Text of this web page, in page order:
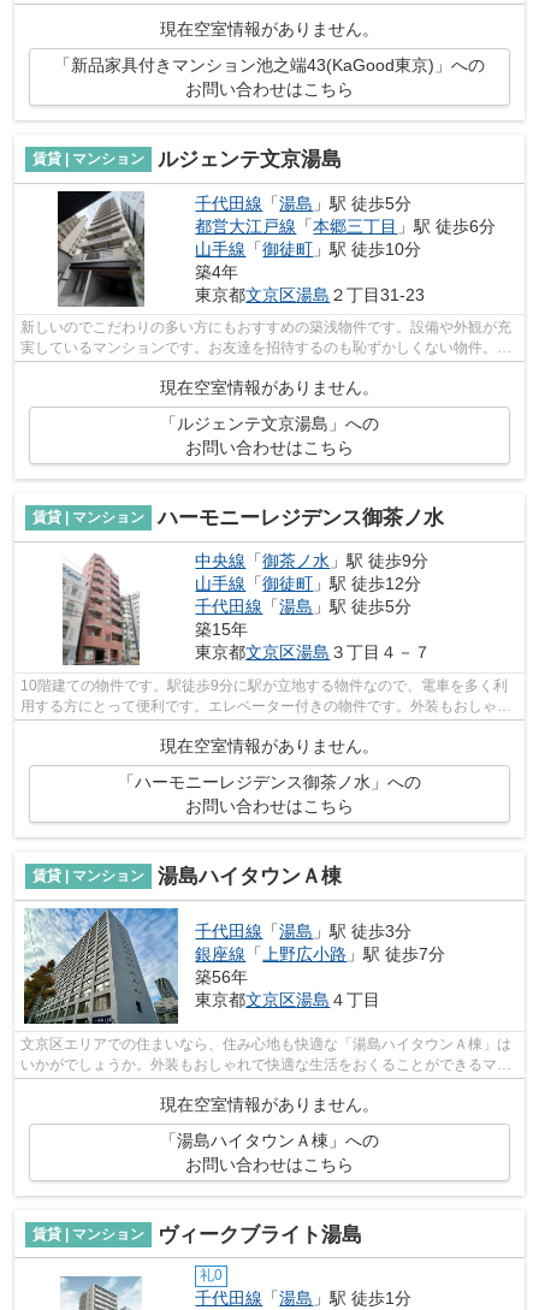
招待するのも恥ずかしくない物件。台東...
現在空室情報がありません。
「新品家具付きマンション池之端43(KaGood東京)」への
お問い合わせはこちら
賃貸 | マンション ルジェンテ文京湯島
千代田線 「湯島 」駅 徒歩5分
都営大江戸線 「本郷三丁目 」駅 徒歩6分
山手線 「御徒町 」駅 徒歩10分
築4年
東京都文京区湯島 ２丁目31-23
新しいのでこだわりの多い方にもおすすめの築浅物件です。設備や外観が充
実しているマンションです。お友達を招待するのも恥ずかしくない物件。高
現在空室情報がありません。
「ルジェンテ文京湯島」への
お問い合わせはこちら
賃貸 | マンション ハーモニーレジデンス御茶ノ水
中央線 「御茶ノ水 」駅 徒歩9分
山手線 「御徒町 」駅 徒歩12分
千代田線 「湯島 」駅 徒歩5分
築15年
東京都文京区湯島 ３丁目４－７
10階建ての物件です。駅徒歩9分に駅が立地する物件なので、電車を多く利
用する方にとって便利です。エレベーター付きの物件です。外装もおしゃれ
現在空室情報がありません。
「ハーモニーレジデンス御茶ノ水」への
お問い合わせはこちら
賃貸 | マンション 湯島ハイタウンＡ棟
千代田線 「湯島 」駅 徒歩3分
銀座線 「 上野広小路 」駅 徒歩7分
築56年
東京都文京区湯島 ４丁目
文京区エリアでの住まいなら、住み心地も快適な「湯島ハイタウンＡ棟」は
いかがでしょうか。外装もおしゃれで快適な生活をおくることができるマン
ションです。地上16階建てのマンショ...
現在空室情報がありません。
「湯島ハイタウンＡ棟」への
お問い合わせはこちら
賃貸 | マンション ヴィークブライト湯島
礼0
千代田線 「湯島 」駅 徒歩1分